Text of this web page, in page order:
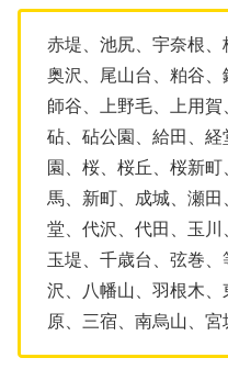
赤堤、池尻、宇奈根、
奥沢、尾山台、粕谷
師谷、上野毛、上用賀
砧、砧公園、給田、
園、桜、桜丘、桜新
馬、新町、成城、瀬
堂、代沢、代田、玉川
玉堤、千歳台、弦巻
沢、八幡山、羽根木
原、三宿、南烏山、